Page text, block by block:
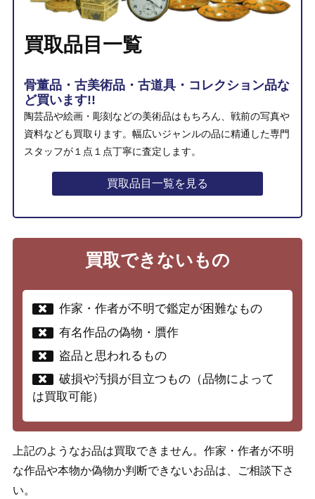
買取品目一覧
骨董品・古美術品・古道具・コレクション品な
ど買います!!
陶芸品や絵画・彫刻などの美術品はもちろん、戦前の写真や
資料なども買取ります。幅広いジャンルの品に精通した専門
スタッフが１点１点丁寧に査定します。
買取品目一覧を見る
買取できないもの
作家・作者が不明で鑑定が困難なもの
有名作品の偽物・贋作
盗品と思われるもの
破損や汚損が目立つもの（品物によって
は買取可能）
上記のようなお品は買取できません。作家・作者が不明
な作品や本物か偽物か判断できないお品は、ご相談下さ
い。